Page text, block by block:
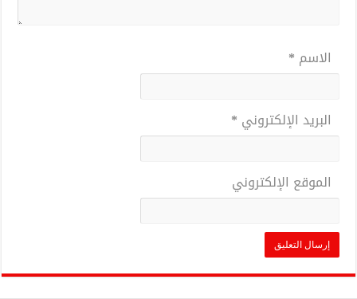
الاسم *
البريد الإلكتروني *
الموقع الإلكتروني